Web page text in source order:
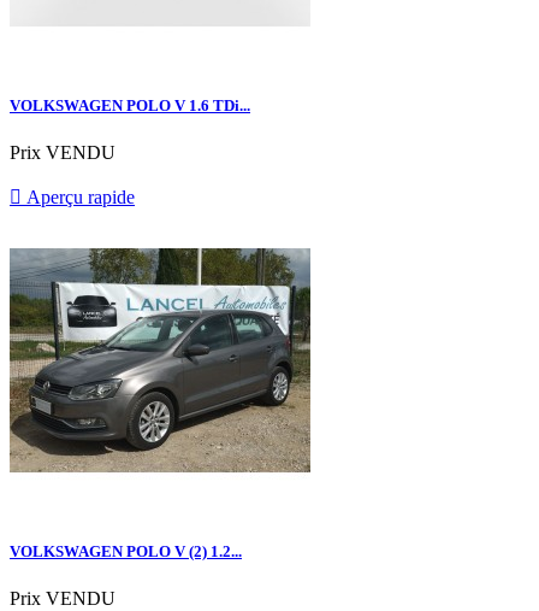
VOLKSWAGEN POLO V 1.6 TDi...
Prix VENDU
 Aperçu rapide
VOLKSWAGEN POLO V (2) 1.2...
Prix VENDU